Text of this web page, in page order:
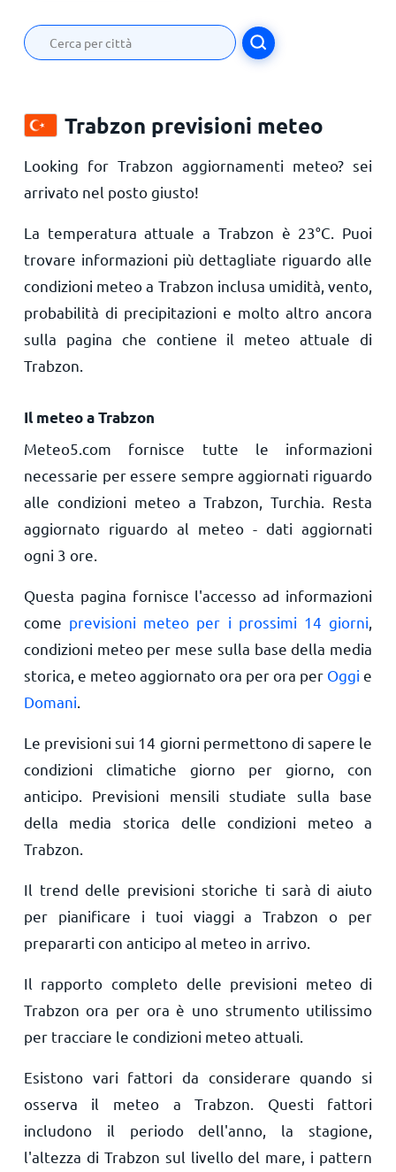
Trabzon previsioni meteo
Looking for Trabzon aggiornamenti meteo? sei
arrivato nel posto giusto!
La temperatura attuale a Trabzon è 23°C . Puoi
trovare informazioni più dettagliate riguardo alle
condizioni meteo a Trabzon inclusa umidità, vento,
probabilità di precipitazioni e molto altro ancora
sulla pagina che contiene il meteo attuale di
Trabzon.
Il meteo a Trabzon
Meteo5.com fornisce tutte le informazioni
necessarie per essere sempre aggiornati riguardo
alle condizioni meteo a Trabzon, Turchia. Resta
aggiornato riguardo al meteo - dati aggiornati
ogni 3 ore.
Questa pagina fornisce l'accesso ad informazioni
come previsioni meteo per i prossimi 14 giorni
condizioni meteo per mese sulla base della media
storica, e meteo aggiornato ora per ora per Oggi e
Domani
Le previsioni sui 14 giorni permettono di sapere le
condizioni climatiche giorno per giorno, con
anticipo. Previsioni mensili studiate sulla base
della media storica delle condizioni meteo a
Trabzon.
Il trend delle previsioni storiche ti sarà di aiuto
per pianificare i tuoi viaggi a Trabzon o per
prepararti con anticipo al meteo in arrivo.
Il rapporto completo delle previsioni meteo di
Trabzon ora per ora è uno strumento utilissimo
per tracciare le condizioni meteo attuali.
Esistono vari fattori da considerare quando si
osserva il meteo a Trabzon. Questi fattori
includono il periodo dell'anno, la stagione,
l'altezza di Trabzon sul livello del mare, i pattern